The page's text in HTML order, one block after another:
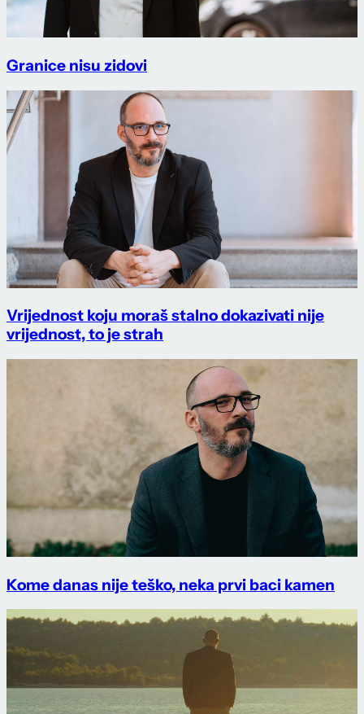
Granice nisu zidovi
Vrijednost koju moraš stalno dokazivati nije
vrijednost, to je strah
Kome danas nije teško, neka prvi baci kamen